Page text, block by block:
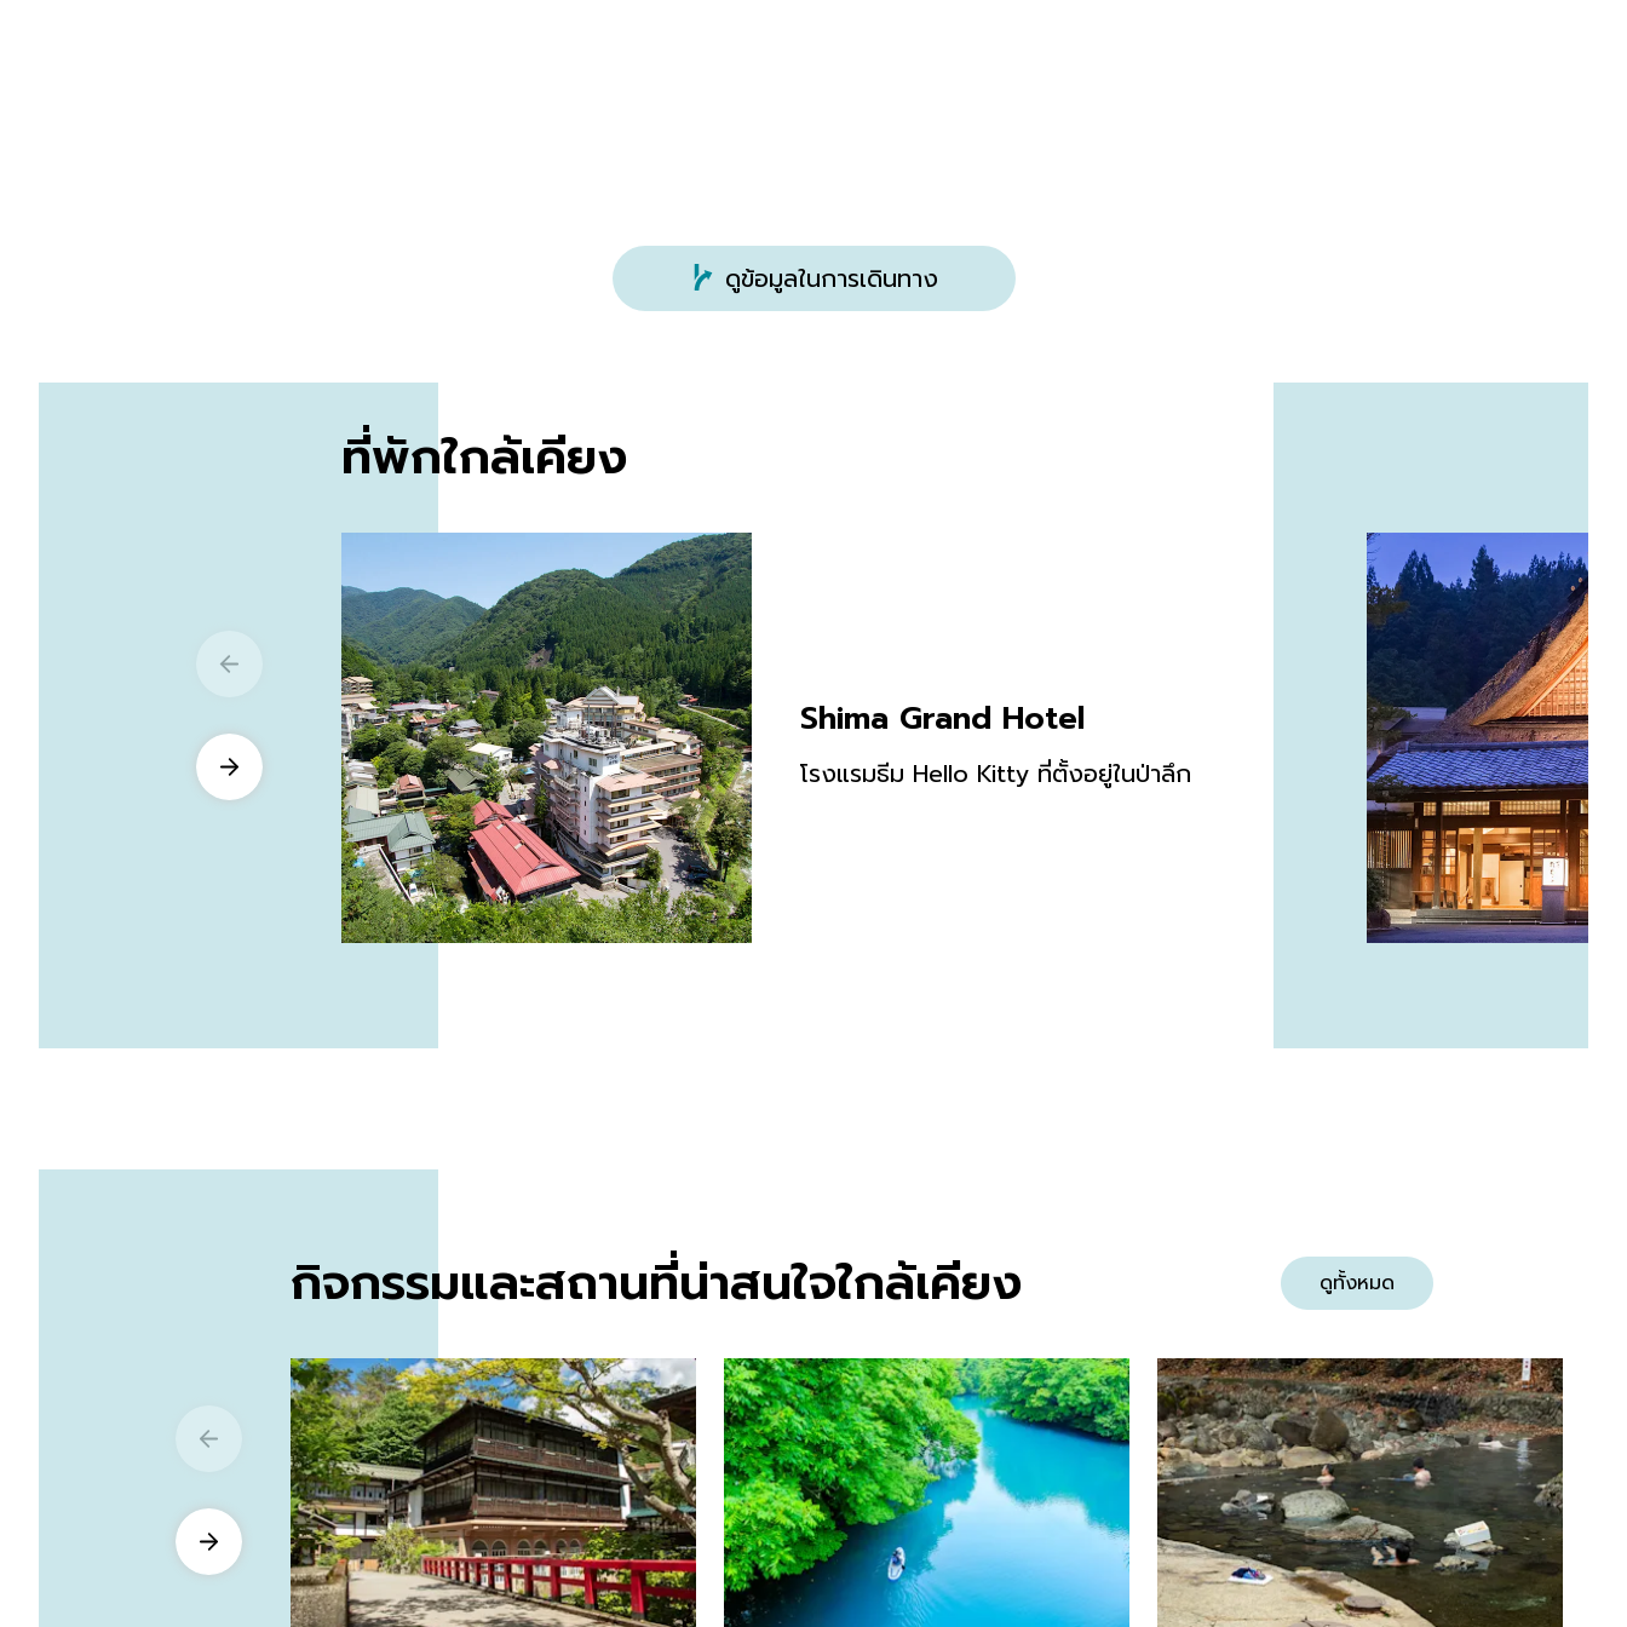
ดูข้อมูลในการเดินทาง
ที่พักใกล้เคียง
Shima Grand Hotel
โรงแรมธีม Hello Kitty ที่ตั้งอยู่ในป่าลึก
กิจกรรมและสถานที่น่าสนใจใกล้เคียง ดูทั้งหมด